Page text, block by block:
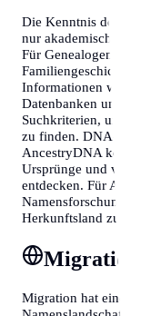
Die Kenntnis der
nur akademisch
Für Genealogen,
Familiengeschichte
Informationen
Datenbanken und
Suchkriterien, um
zu finden. DNA-
AncestryDNA
Ursprünge und
entdecken. Für
Namensforschung
Herkunftsland zu
Migration
Migration hat einen